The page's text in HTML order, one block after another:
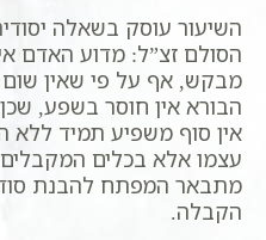
השיעור עוסק בשאלה
הסולם זצ”ל: מדוע האדם
מבקש, אף על פי שאין
הבורא אין חוסר בשפע,
אין סוף משפיע תמיד ללא
עצמו אלא בכלים
מתבאר המפתח להבנת סוד
הקבלה.